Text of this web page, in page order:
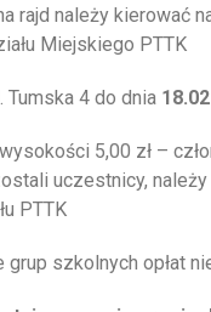
rajd należy kierować
Miejskiego PTTK
Tumska 4 do dnia
5,00 zł –
uczestnicy, należy
PTTK
grup szkolnych opłat